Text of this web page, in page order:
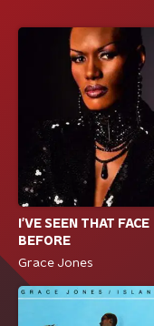
I'VE SEEN THAT FACE
BEFORE
Grace Jones